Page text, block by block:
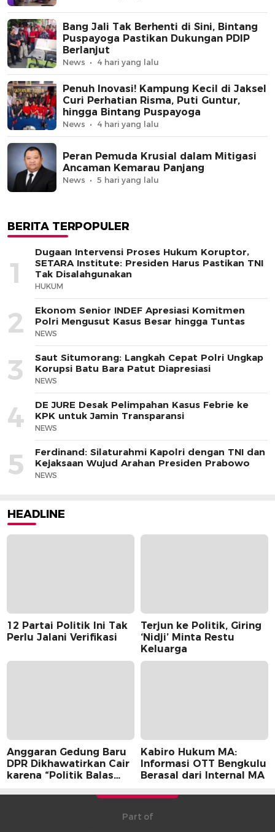
Bang Jali Tak Berhenti di Sini, Bintang
Puspayoga Pastikan Dukungan PDIP
Berlanjut
News 4 hari yang lalu
Penuh Inovasi! Kampung Kecil di Jaksel
Curi Perhatian Risma, Puti Guntur,
hingga Bintang Puspayoga
News 4 hari yang lalu
Peran Pemuda Krusial dalam Mitigasi
Ancaman Kemarau Panjang
News 5 hari yang lalu
BERITA TERPOPULER
1
Dugaan Intervensi Proses Hukum Koruptor,
SETARA Institute: Presiden Harus Pastikan TNI
Tak Disalahgunakan
HUKUM
2
Ekonom Senior INDEF Apresiasi Komitmen
Polri Mengusut Kasus Besar hingga Tuntas
NEWS
3
Saut Situmorang: Langkah Cepat Polri Ungkap
Korupsi Batu Bara Patut Diapresiasi
NEWS
4
DE JURE Desak Pelimpahan Kasus Febrie ke
KPK untuk Jamin Transparansi
NEWS
5
Ferdinand: Silaturahmi Kapolri dengan TNI dan
Kejaksaan Wujud Arahan Presiden Prabowo
NEWS
HEADLINE
12 Partai Politik Ini Tak
Perlu Jalani Verifikasi
Terjun ke Politik, Giring
‘Nidji’ Minta Restu
Keluarga
Anggaran Gedung Baru
DPR Dikhawatirkan Cair
karena “Politik Balas
Kabiro Hukum MA:
Informasi OTT Bengkulu
Berasal dari Internal MA
Part of